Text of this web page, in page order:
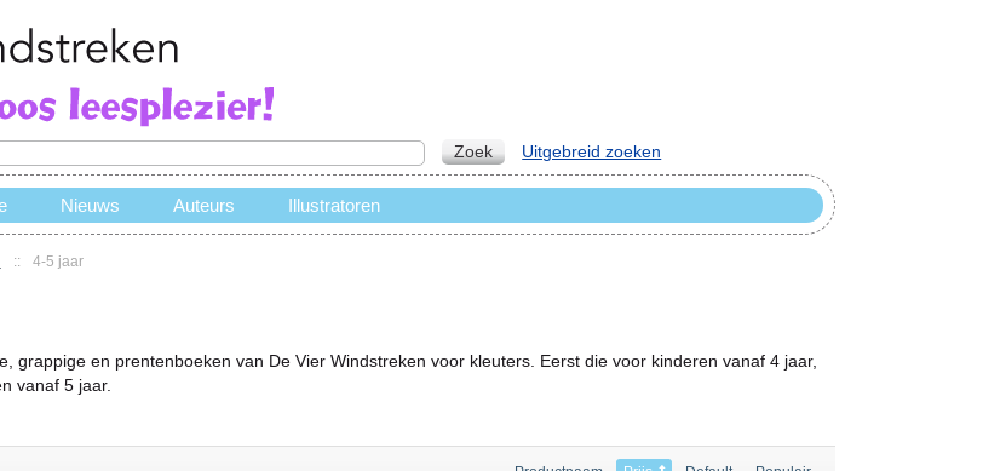
:: 4-5 jaar
grappige en prentenboeken van De Vier Windstreken voor kleuters. Eerst die voor kinderen vanaf 4 jaar,
vanaf 5 jaar.
Zoek Uitgebreid zoeken
Nieuws Auteurs Illustratoren